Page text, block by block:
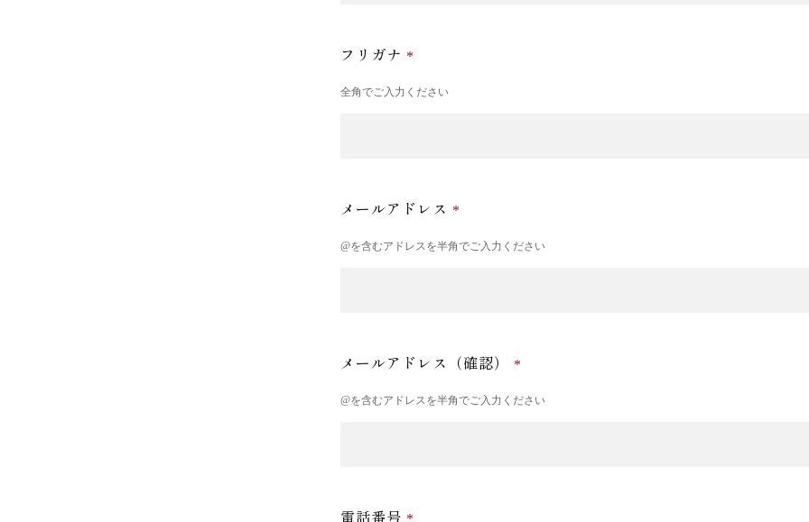
フリガナ
全角でご入力ください
メールアドレス
@を含むアドレスを半角でご入力ください
メールアドレス（確認）
@を含むアドレスを半角でご入力ください
電話番号